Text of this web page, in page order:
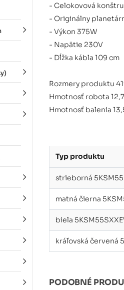
- Celokovová
- Originálny
- Výkon 375W
- Napätie 230V
- Dĺžka kábla 109 cm
Rozmery produktu
Hmotnosť robota
Hmotnosť balenia
Typ produktu
strieborná
matná čierna
biela
kráľovská červená
PODOBNÉ